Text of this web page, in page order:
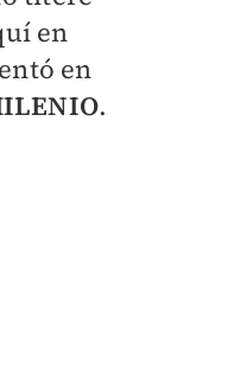
en
en
.